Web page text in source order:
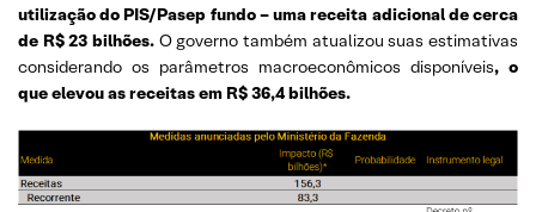
utilização do PIS/Pasep fundo – uma receita adicional de cerca
de R$ 23 bilhões. O governo também atualizou suas estimativas
considerando os parâmetros macroeconômicos disponíveis, o
que elevou as receitas em R$ 36,4 bilhões.